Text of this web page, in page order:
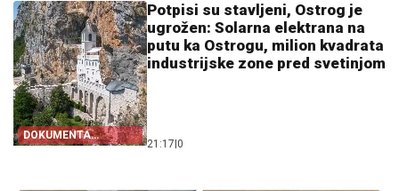
DOKUMENTA
OTKRIVAJU
Potpisi su stavljeni, Ostrog je
ugrožen: Solarna elektrana na
putu ka Ostrogu, milion kvadrata
industrijske zone pred svetinjom
21:17 0